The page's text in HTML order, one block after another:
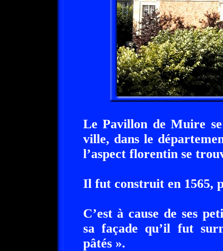
Le Pavillon de Muire
ville, dans le
l’aspect florentin se
Il fut construit en 1565,
C’est à cause de ses
sa façade qu’il fut
pâtés ».